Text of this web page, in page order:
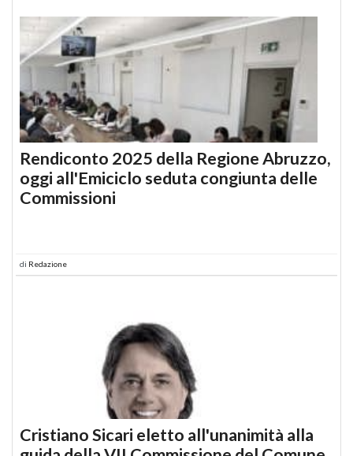
Rendiconto 2025 della Regione Abruzzo,
oggi all'Emiciclo seduta congiunta delle
Commissioni
di Redazione
Cristiano Sicari eletto all'unanimità alla